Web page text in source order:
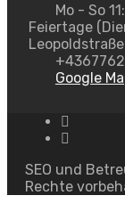
Mo - So
Feiertage
Google
SEO und
Rechte